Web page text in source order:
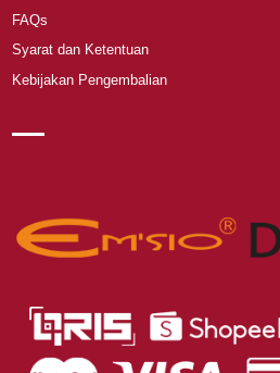
FAQs
Syarat dan Ketentuan
Kebijakan Pengembalian